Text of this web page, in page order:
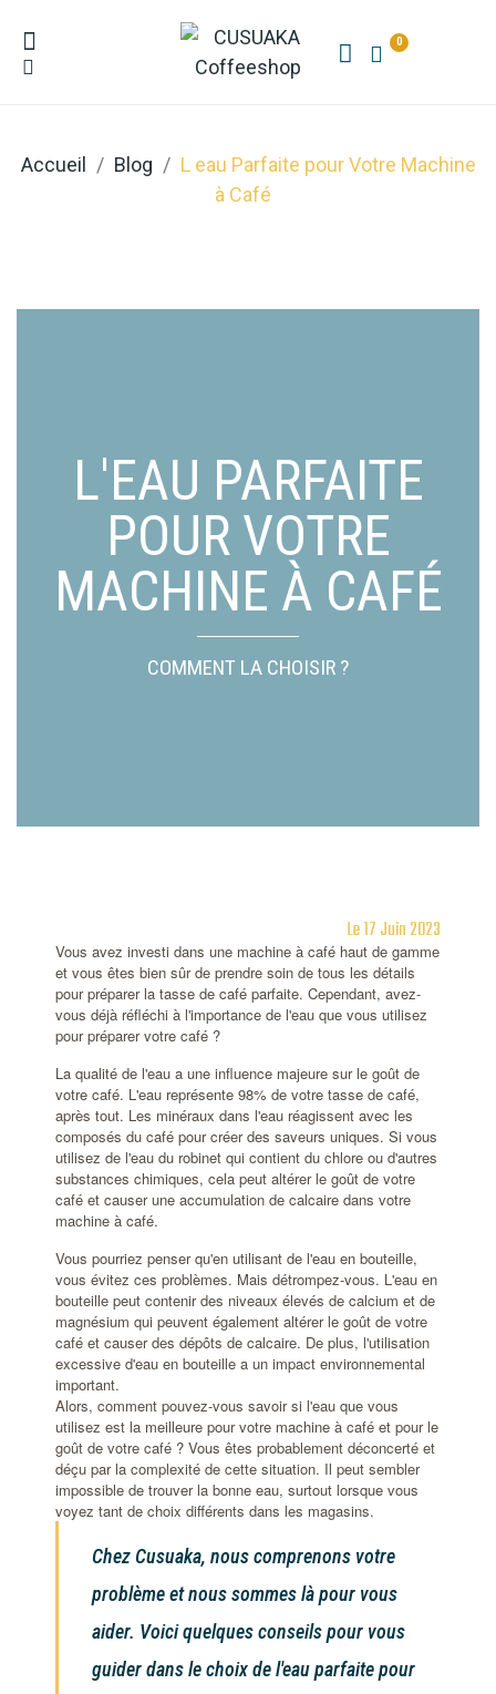
0
Accueil Blog
L eau Parfaite pour Votre Machine
à Café
L'EAU PARFAITE
POUR VOTRE
MACHINE À CAFÉ
COMMENT LA CHOISIR ?
Le 17 Juin 2023
Vous avez investi dans une machine à café haut de gamme
et vous êtes bien sûr de prendre soin de tous les détails
pour préparer la tasse de café parfaite. Cependant, avez-
vous déjà réfléchi à l'importance de l'eau que vous utilisez
pour préparer votre café ?
La qualité de l'eau a une influence majeure sur le goût de
votre café. L'eau représente 98% de votre tasse de café,
après tout. Les minéraux dans l'eau réagissent avec les
composés du café pour créer des saveurs uniques. Si vous
utilisez de l'eau du robinet qui contient du chlore ou d'autres
substances chimiques, cela peut altérer le goût de votre
café et causer une accumulation de calcaire dans votre
machine à café.
Vous pourriez penser qu'en utilisant de l'eau en bouteille,
vous évitez ces problèmes. Mais détrompez-vous. L'eau en
bouteille peut contenir des niveaux élevés de calcium et de
magnésium qui peuvent également altérer le goût de votre
café et causer des dépôts de calcaire. De plus, l'utilisation
excessive d'eau en bouteille a un impact environnemental
important.
Alors, comment pouvez-vous savoir si l'eau que vous
utilisez est la meilleure pour votre machine à café et pour le
goût de votre café ? Vous êtes probablement déconcerté et
déçu par la complexité de cette situation. Il peut sembler
impossible de trouver la bonne eau, surtout lorsque vous
voyez tant de choix différents dans les magasins.
Chez Cusuaka, nous comprenons votre
problème et nous sommes là pour vous
aider. Voici quelques conseils pour vous
guider dans le choix de l'eau parfaite pour